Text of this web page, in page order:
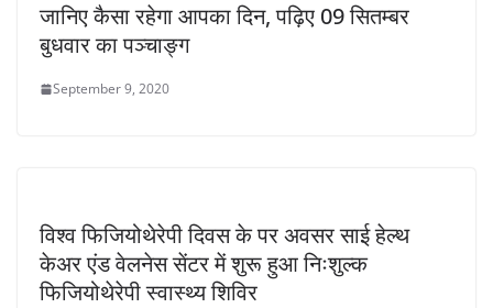
जानिए कैसा रहेगा आपका दिन, पढ़िए 09 सितम्बर
बुधवार का पञ्चाङ्ग
September 9, 2020
विश्व फिजियोथेरेपी दिवस के पर अवसर साई हेल्थ
केअर एंड वेलनेस सेंटर में शुरू हुआ निःशुल्क
फिजियोथेरेपी स्वास्थ्य शिविर